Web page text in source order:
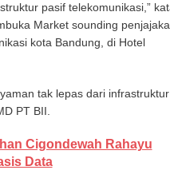
pasif telekomunikasi,”
Market sounding
kota Bandung, di Hotel
tak lepas dari infrastruktur
PT BII.
Cigondewah Rahayu
Data